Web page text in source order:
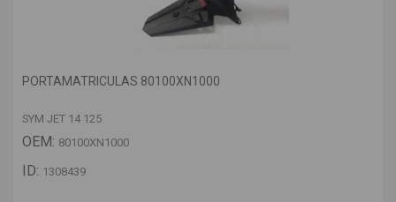
PORTAMATRICULAS 80100XN1000
SYM JET 14 125
OEM: 80100XN1000
ID: 1308439